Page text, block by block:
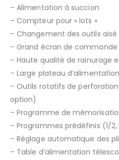
– Alimentation à succion
– Compteur pour « lots »
– Changement des outils aisé
– Grand écran de commande
– Haute qualité de rainurage
– Large plateau
– Outils rotatifs de
option)
– Programme de
– Programmes prédéfinis (1/2,
– Réglage automatique des
– Table d’alimentation